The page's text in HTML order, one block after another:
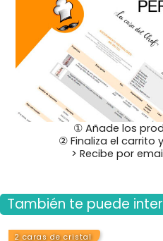
① Añade los
② Finaliza el carrito
> Recibe por
También te puede
2 caras de cristal